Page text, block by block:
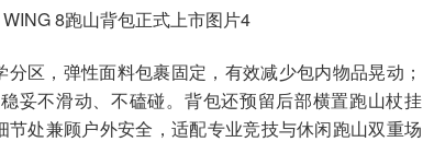
区，弹性面料包裹固定，有效减少包内物品晃动；
妥不滑动、不磕碰。背包还预留后部横置跑山杖挂
处兼顾户外安全，适配专业竞技与休闲跑山双重场